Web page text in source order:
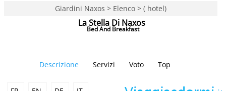
Giardini Naxos > Elenco > ( hotel)
La Stella Di Naxos
Bed And Breakfast
Descrizione Servizi Voto Top